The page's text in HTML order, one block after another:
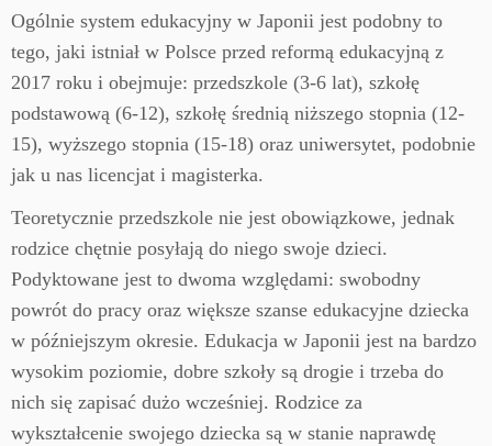
Ogólnie system edukacyjny w Japonii jest podobny to
tego, jaki istniał w Polsce przed reformą edukacyjną z
2017 roku i obejmuje: przedszkole (3-6 lat), szkołę
podstawową (6-12), szkołę średnią niższego stopnia (12-
15), wyższego stopnia (15-18) oraz uniwersytet, podobnie
jak u nas licencjat i magisterka.
Teoretycznie przedszkole nie jest obowiązkowe, jednak
rodzice chętnie posyłają do niego swoje dzieci.
Podyktowane jest to dwoma względami: swobodny
powrót do pracy oraz większe szanse edukacyjne dziecka
w późniejszym okresie. Edukacja w Japonii jest na bardzo
wysokim poziomie, dobre szkoły są drogie i trzeba do
nich się zapisać dużo wcześniej. Rodzice za
wykształcenie swojego dziecka są w stanie naprawdę